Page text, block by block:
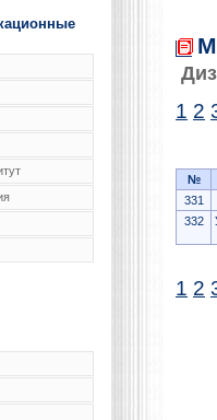
1 2
№
331
332
1 2